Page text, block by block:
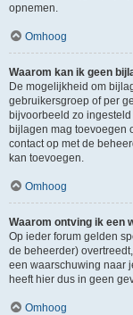
opnemen.
Omhoog
Waarom kan ik geen
De mogelijkheid om
gebruikersgroep of per
bijvoorbeeld zo
bijlagen mag toevoegen
contact op met de
kan toevoegen.
Omhoog
Waarom ontving ik een
Op ieder forum gelden
de beheerder)
een waarschuwing naar
heeft hier dus in geen
Omhoog